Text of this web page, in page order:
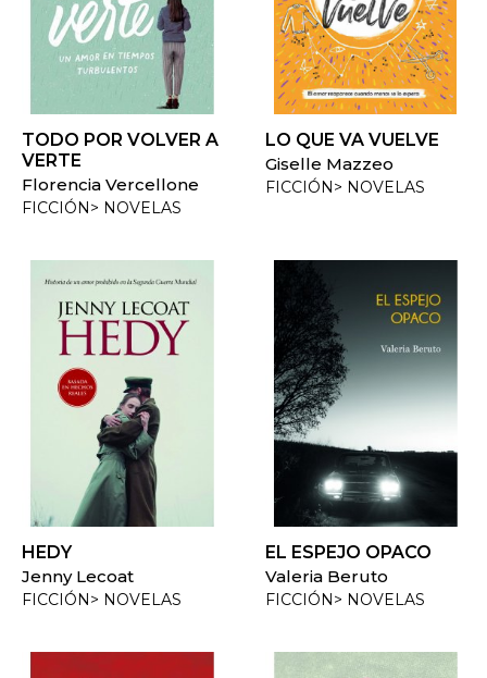
TODO POR VOLVER A
VERTE
Florencia Vercellone
FICCIÓN> NOVELAS
LO QUE VA VUELVE
Giselle Mazzeo
FICCIÓN> NOVELAS
HEDY
Jenny Lecoat
FICCIÓN> NOVELAS
EL ESPEJO OPACO
Valeria Beruto
FICCIÓN> NOVELAS